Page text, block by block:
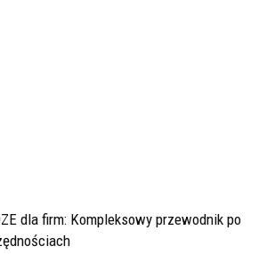
dla firm: Kompleksowy przewodnik po